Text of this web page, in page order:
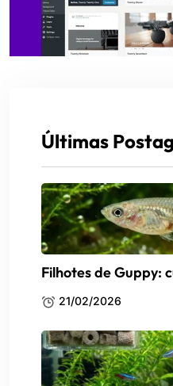
Últimas
Filhotes de Guppy:
21/02/2026